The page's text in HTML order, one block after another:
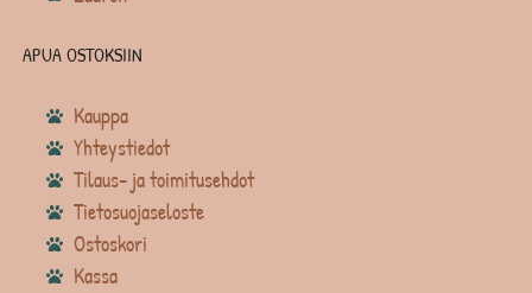
APUA OSTOKSIIN
Kauppa
Yhteystiedot
Tilaus- ja toimitusehdot
Tietosuojaseloste
Ostoskori
Kassa